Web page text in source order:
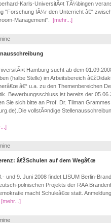
Karls-UniversitÃ¤t TÃ¼bingen
"Forschung fÃ¼r den Unterricht â€“
Management".
[mehr...]
Hamburg sucht ab dem
(halbe Stelle) im Arbeitsbereich
â€“ u.a. zu den Themenbereichen
Bewerbungsschluss ist bereits der
Sie sich bitte an Prof. Dr. Tilman
vollstÃ¤ndige
â€žSchulen auf dem Wegâ€œ
und 9. Juni 2008 findet LISUM Berlin-
polnischen Projekts der RAA
macht Schuleâ€œ statt.
[mehr...]